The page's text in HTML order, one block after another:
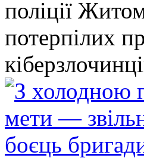
поліції
потерпілих